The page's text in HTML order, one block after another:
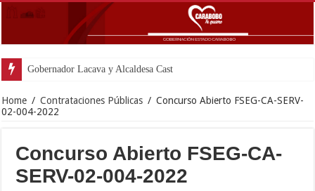
Gobernador Lacava y Alcaldesa Castillo reinaugurar
Home / Contrataciones Públicas / Concurso Abierto FSEG-CA-SERV-
02-004-2022
Concurso Abierto FSEG-CA-
SERV-02-004-2022